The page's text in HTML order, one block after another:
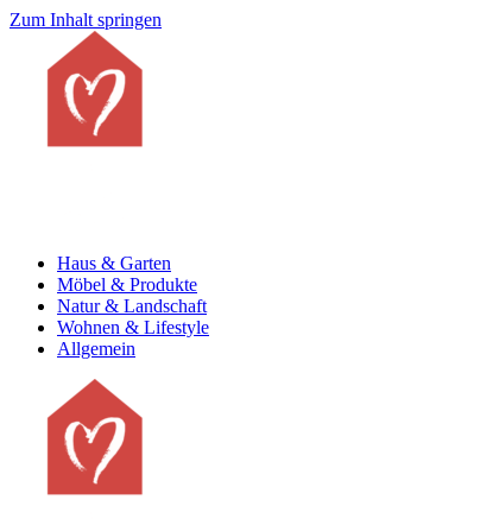
Zum Inhalt springen
Haus & Garten
Möbel & Produkte
Natur & Landschaft
Wohnen & Lifestyle
Allgemein